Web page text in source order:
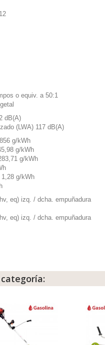
o equiv. a 50:1
dB(A)
(LWA) 117 dB(A)
g/kWh
g/kWh
g/kWh
g/kWh
eq) izq. / dcha. empuñadura
eq) izq. / dcha. empuñadura